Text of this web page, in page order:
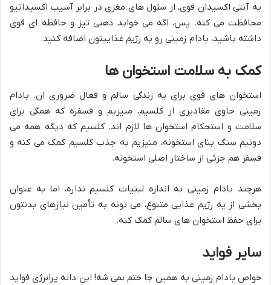
یه آنتی اکسیدان قوی، از سلول های مغزی در برابر آسیب اکسیداتیو
محافظت می کنه. پس، اگه می خواید ذهنی تیز و حافظه ای قوی
داشته باشید، بادام زمینی رو به رژیم غذاییتون اضافه کنید.
کمک به سلامت استخوان ها
استخوان های قوی برای یه زندگی سالم و فعال ضروری ان. بادام
زمینی حاوی مقادیری از کلسیم، منیزیم و فسفره که همگی برای
سلامت و استحکام استخوان ها لازم اند. کلسیم که دیگه همه می
دونیم سنگ بنای استخونه، منیزیم به جذب کلسیم کمک می کنه و
فسفر هم جزئی از ساختار اصلی استخونه.
هرچند بادام زمینی به اندازه لبنیات کلسیم نداره، اما به عنوان
بخشی از یه رژیم غذایی متنوع، می تونه به تأمین نیازهای بدنتون
برای حفظ استخوان های سالم کمک کنه.
سایر فواید
خواص بادام زمینی به همین جا ختم نمی شه! این دانه پرانرژی فواید